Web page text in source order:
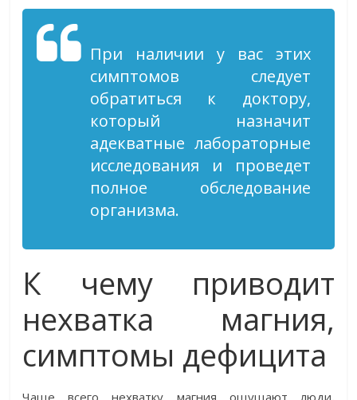
При наличии у вас этих
симптомов следует
обратиться к доктору,
который назначит
адекватные лабораторные
исследования и проведет
полное обследование
организма.
К чему приводит
нехватка магния,
симптомы дефицита